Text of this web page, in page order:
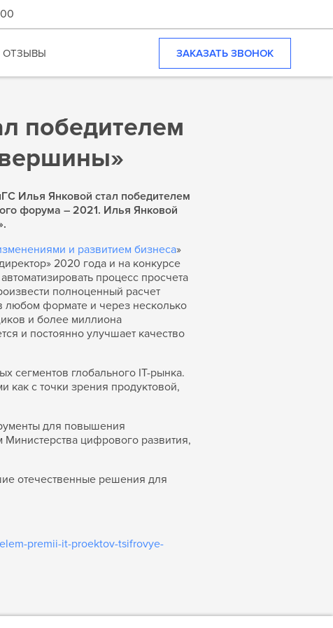
ОТЗЫВЫ ЗАКАЗАТЬ ЗВОНОК
победителем
Илья Янковой стал победителем
форума – 2021. Илья Янковой
и развитием бизнеса»
2020 года и на конкурсе
процесс просчета
полноценный расчет
любом формате и через несколько
и более миллиона
и постоянно улучшает качество
сегментов глобального IT-рынка.
с точки зрения продуктовой,
для повышения
Министерства цифрового развития,
отечественные решения для
premii-it-proektov-tsifrovye-